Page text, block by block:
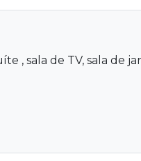
, sala de TV, sala de